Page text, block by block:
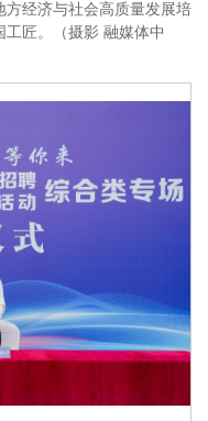
方经济与社会高质量发展培
工匠。（摄影 融媒体中